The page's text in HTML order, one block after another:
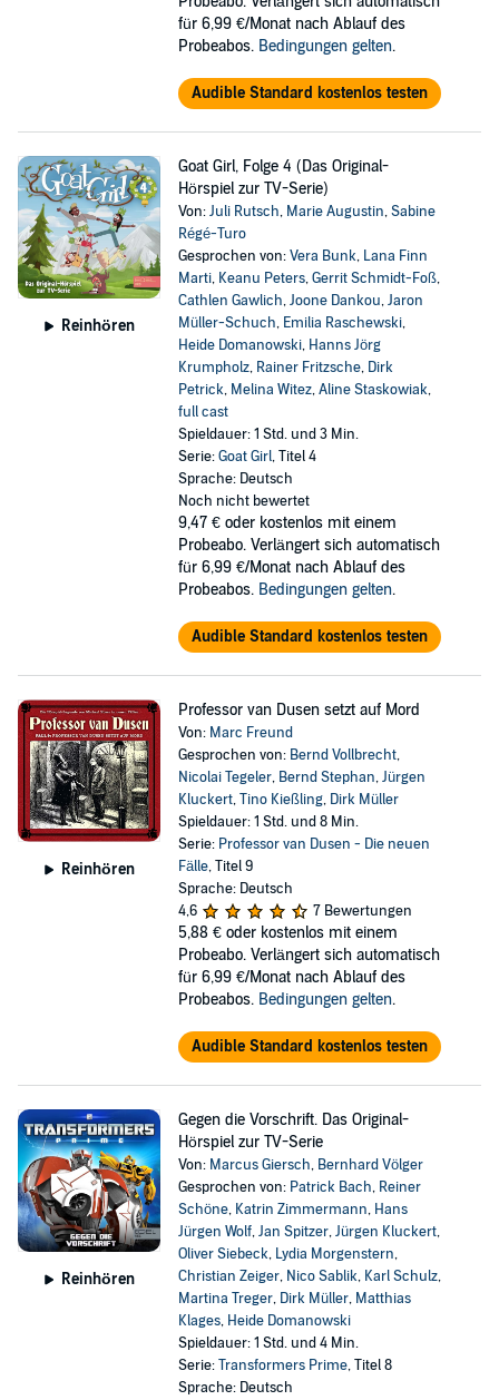
für 6,99 €/Monat nach Ablauf des
Probeabos. Bedingungen gelten.
Audible Standard kostenlos testen
Reinhören
Goat Girl, Folge 4 (Das Original-
Hörspiel zur TV-Serie)
Von:Juli Rutsch, Marie Augustin,Sabine
Régé-Turo
Gesprochen von:Vera Bunk, Lana Finn
Marti, Keanu Peters,Gerrit Schmidt-Foß,
Cathlen Gawlich,Joone Dankou,Jaron
Müller-Schuch, Emilia Raschewski,
Heide Domanowski, Hanns Jörg
Krumpholz, Rainer Fritzsche, Dirk
Petrick, Melina Witez,Aline Staskowiak,
full cast
Spieldauer: 1 Std. und 3 Min.
Serie:Goat Girl, Titel 4
Sprache: Deutsch
Noch nicht bewertet
9,47 € oder kostenlos mit einem
Probeabo. Verlängert sich automatisch
für 6,99 €/Monat nach Ablauf des
Probeabos. Bedingungen gelten.
Audible Standard kostenlos testen
Reinhören
Professor van Dusen setzt auf Mord
Von: Marc Freund
Gesprochen von: Bernd Vollbrecht,
Nicolai Tegeler, Bernd Stephan,Jürgen
Kluckert,Tino Kießling, Dirk Müller
Spieldauer: 1 Std. und 8 Min.
Serie: Professor van Dusen - Die neuen
Fälle, Titel 9
Sprache: Deutsch
4,6
7 Bewertungen
5,88 € oder kostenlos mit einem
Probeabo. Verlängert sich automatisch
für 6,99 €/Monat nach Ablauf des
Probeabos. Bedingungen gelten.
Audible Standard kostenlos testen
Reinhören
Gegen die Vorschrift. Das Original-
Hörspiel zur TV-Serie
Von: Marcus Giersch, Bernhard Völger
Gesprochen von: Patrick Bach, Reiner
Schöne, Katrin Zimmermann, Hans
Jürgen Wolf,Jan Spitzer,Jürgen Kluckert,
Oliver Siebeck, Lydia Morgenstern,
Christian Zeiger, Nico Sablik, Karl Schulz,
Martina Treger, Dirk Müller, Matthias
Klages, Heide Domanowski
Spieldauer: 1 Std. und 4 Min.
Serie:Transformers Prime, Titel 8
Sprache: Deutsch